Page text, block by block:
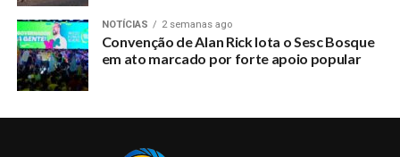
NOTÍCIAS 2 semanas ago
Convenção de Alan Rick lota o Sesc Bosque
em ato marcado por forte apoio popular